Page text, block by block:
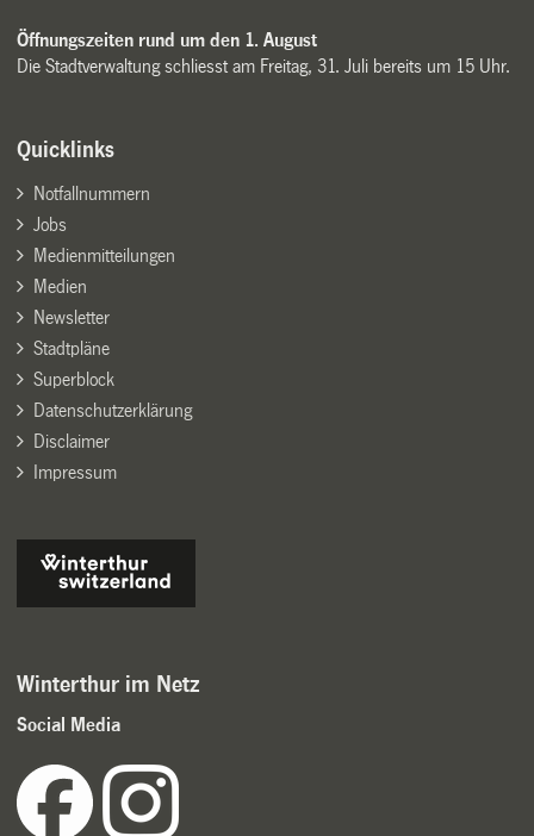
Öffnungszeiten rund um den 1. August
Die Stadtverwaltung schliesst am Freitag, 31. Juli bereits um 15 Uhr.
Quicklinks
Notfallnummern
Jobs
Medienmitteilungen
Medien
Newsletter
Stadtpläne
Superblock
Datenschutzerklärung
Disclaimer
Impressum
Winterthur im Netz
Social Media